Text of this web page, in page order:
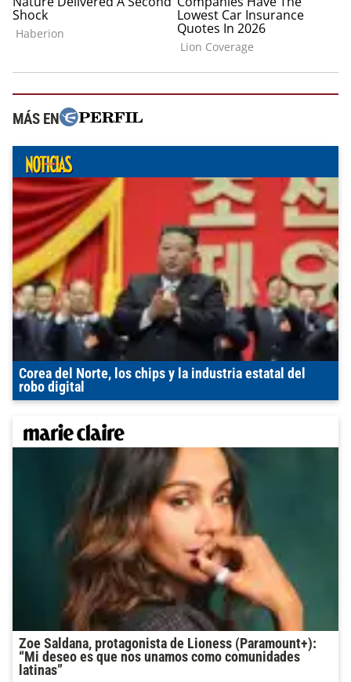
MÁS EN
Corea del Norte, los chips y la industria estatal del
robo digital
Zoe Saldana, protagonista de Lioness (Paramount+):
“Mi deseo es que nos unamos como comunidades
latinas”